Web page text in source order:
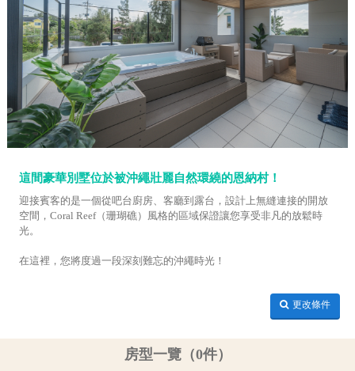
這間豪華別墅位於被沖繩壯麗自然環繞的恩納村！
迎接賓客的是一個從吧台廚房、客廳到露台，設計上無縫連接的開放
空間，Coral Reef（珊瑚礁）風格的區域保證讓您享受非凡的放鬆時
光。
在這裡，您將度過一段深刻難忘的沖繩時光！
更改條件
房型一覽（0件）